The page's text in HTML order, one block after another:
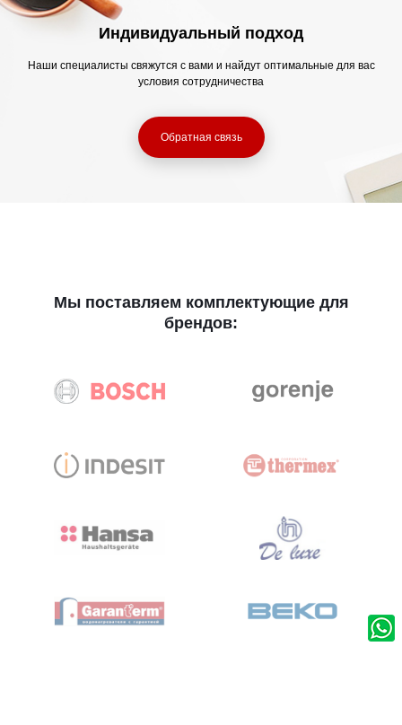
Индивидуальный подход
Наши специалисты свяжутся с вами и найдут оптимальные для вас
условия сотрудничества
Обратная связь
Мы поставляем комплектующие для
брендов: